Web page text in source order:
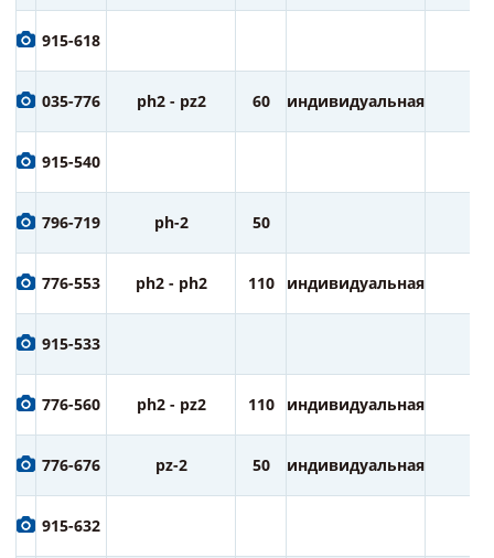
915-618
035-776 ph2 - pz2 60 индивидуальная
915-540
796-719 ph-2 50
776-553 ph2 - ph2 110 индивидуальная
915-533
776-560 ph2 - pz2 110 индивидуальная
776-676 pz-2 50 индивидуальная
915-632